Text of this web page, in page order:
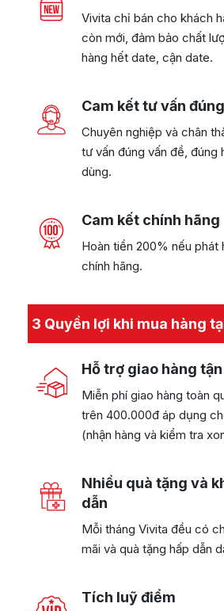
Vivita chỉ bán cho khách
còn mới, đảm bảo chất
hàng hết date, cận date.
Cam kết tư vấn đúng
Chuyên nghiệp và chân
tư vấn đúng vấn đề, đúng
dùng.
Cam kết chính hãng
Hoàn tiền 200% nếu phát
chính hãng.
3 Quyền lợi khi mua hàng
Hỗ trợ giao hàng
Miễn phí giao hàng toàn
trên 400.000đ áp dụng
(nhận hàng và kiểm tra
Nhiều quà tặng và
dẫn
Mỗi tháng Vivita đều có
mãi và quà tặng hấp dẫn
Tích luỹ điểm